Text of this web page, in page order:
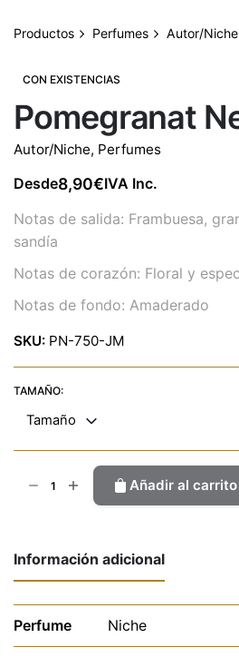
Productos Perfumes Autor/Niche
CON EXISTENCIAS
Pomegranat
Autor/Niche, Perfumes
Desde8,90€IVA Inc.
Notas de salida: Frambuesa,
sandía
Notas de corazón: Floral y
Notas de fondo: Amaderado
SKU: PN-750-JM
TAMAÑO:
Tamaño
Pomegranat
Añadir al carrito
Información adicional
Perfume Niche